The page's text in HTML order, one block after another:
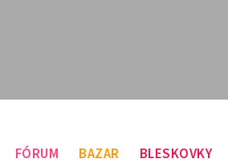
FÓRUM BAZAR BLESKOVKY